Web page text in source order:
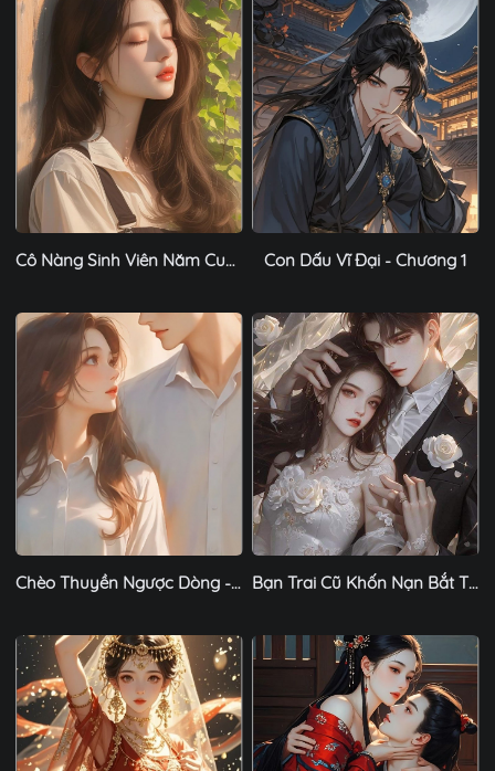
Cô Nàng Sinh Viên Năm Cuối - Chương 1 Con Dấu Vĩ Đại - Chương 1
Chèo Thuyền Ngược Dòng - Chương 1 Bạn Trai Cũ Khốn Nạn Bắt Tôi Nuôi Chó - Chương 1